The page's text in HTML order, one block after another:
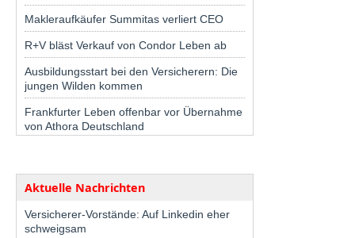
Makleraufkäufer Summitas verliert CEO
R+V bläst Verkauf von Condor Leben ab
Ausbildungsstart bei den Versicherern: Die
jungen Wilden kommen
Frankfurter Leben offenbar vor Übernahme
von Athora Deutschland
Aktuelle Nachrichten
Versicherer-Vorstände: Auf Linkedin eher
schweigsam